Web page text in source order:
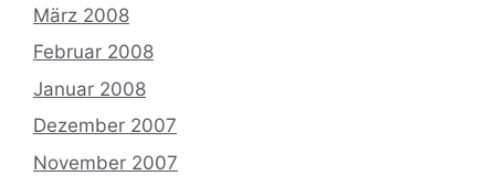
März 2008
Februar 2008
Januar 2008
Dezember 2007
November 2007